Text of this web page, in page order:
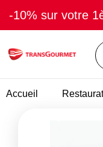
-10% sur votre
Accueil